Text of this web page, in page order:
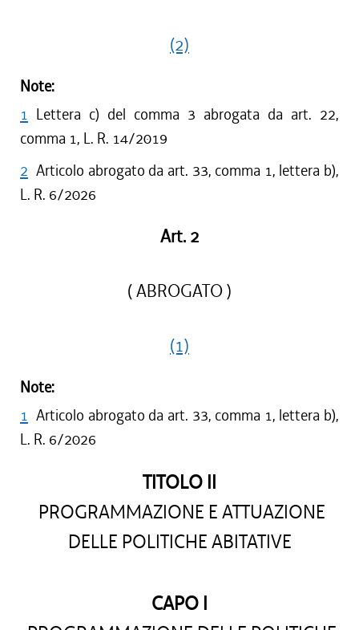
(2)
Note:
1 Lettera c) del comma 3 abrogata da art. 22,
comma 1, L. R. 14/2019
2 Articolo abrogato da art. 33, comma 1, lettera b),
L. R. 6/2026
Art. 2
( ABROGATO )
(1)
Note:
1 Articolo abrogato da art. 33, comma 1, lettera b),
L. R. 6/2026
TITOLO II
PROGRAMMAZIONE E ATTUAZIONE
DELLE POLITICHE ABITATIVE
CAPO I